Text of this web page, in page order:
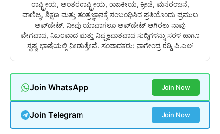
ರಾಷ್ಟ್ರೀಯ, ಅಂತರರಾಷ್ಟ್ರೀಯ, ರಾಜಕೀಯ, ಕ್ರೀಡೆ, ಮನರಂಜನೆ,
ವಾಣಿಜ್ಯ, ಶಿಕ್ಷಣ ಮತ್ತು ತಂತ್ರಜ್ಞಾನಕ್ಕೆ ಸಂಬಂಧಿಸಿದ ಪ್ರತಿಯೊಂದು ಪ್ರಮುಖ
ಅಪ್‌ಡೇಟ್. ನೀವು ಯಾವಾಗಲೂ ಅಪ್‌ಡೇಟ್ ಆಗಿರಲು ನಾವು
ವೇಗವಾದ, ನಿಖರವಾದ ಮತ್ತು ನಿಷ್ಪಕ್ಷಪಾತವಾದ ಸುದ್ದಿಗಳನ್ನು ಸರಳ ಹಾಗೂ
ಸ್ಪಷ್ಟ ಭಾಷೆಯಲ್ಲಿ ನೀಡುತ್ತೇವೆ. ಸಂಪಾದಕರು: ನಾಗೇಂದ್ರ ರೆಡ್ಡಿ ಪಿ.ಎಲ್
Join WhatsApp Join Now
Join Telegram Join Now